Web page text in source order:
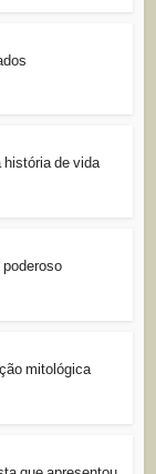
história de vida
poderoso
mitológica